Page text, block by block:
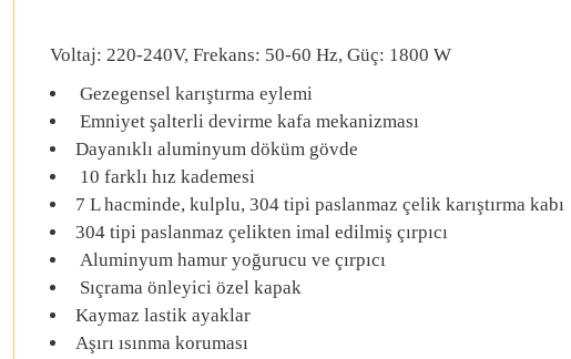
Voltaj: 220-240V, Frekans: 50-60 Hz, Güç: 1800 W
Gezegensel karıştırma eylemi
Emniyet şalterli devirme kafa mekanizması
Dayanıklı aluminyum döküm gövde
10 farklı hız kademesi
7 L hacminde, kulplu, 304 tipi paslanmaz çelik karıştırma kabı
304 tipi paslanmaz çelikten imal edilmiş çırpıcı
Aluminyum hamur yoğurucu ve çırpıcı
Sıçrama önleyici özel kapak
Kaymaz lastik ayaklar
Aşırı ısınma koruması